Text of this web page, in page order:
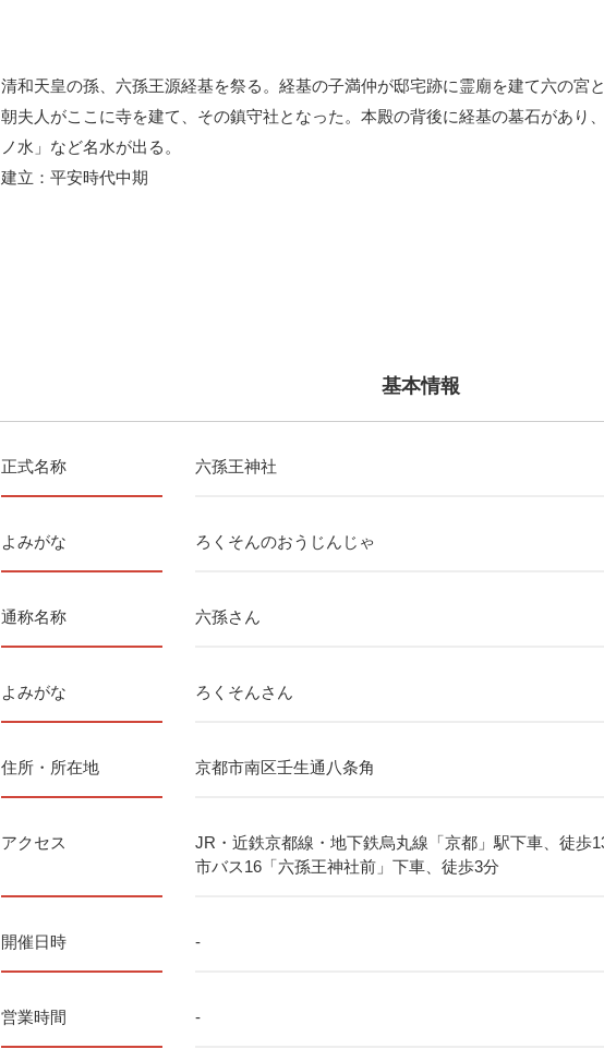
清和天皇の孫、六孫王源経基を祭る。経基の子満仲が邸宅跡に霊廟を建て六の宮
朝夫人がここに寺を建て、その鎮守社となった。本殿の背後に経基の墓石があり
ノ水」など名水が出る。
建立：平安時代中期
基本情報
正式名称 六孫王神社
よみがな ろくそんのおうじんじゃ
通称名称 六孫さん
よみがな ろくそんさん
住所・所在地 京都市南区壬生通八条角
アクセス
JR・近鉄京都線・地下鉄烏丸線「京都」駅下車、徒歩
市バス16「六孫王神社前」下車、徒歩3分
開催日時 -
営業時間 -